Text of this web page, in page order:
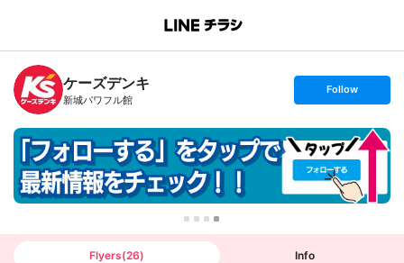
B
n
c
h
T
ケーズデンキ
新城パワフル館
s
t
o
l
l
o
w
Follow
Flyers(26) Info